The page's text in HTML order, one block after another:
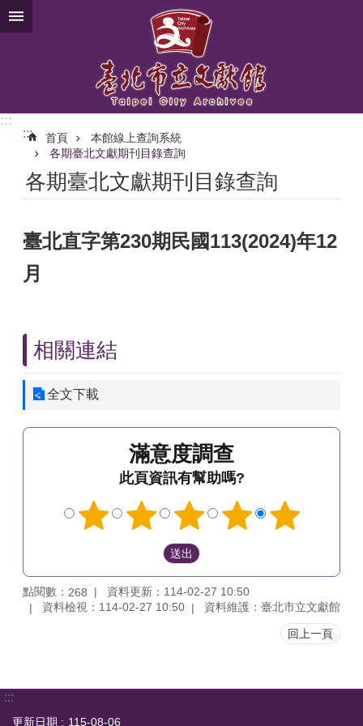
跳到主要內容區塊
:::
:::
首頁
本館線上查詢系統
各期臺北文獻期刊目錄查詢
各期臺北文獻期刊目錄查詢
臺北直字第230期民國113(2024)年12
月
相關連結
全文下載
滿意度調查
此頁資訊有幫助嗎?
點閱數： 268
資料更新：114-02-27 10:50
資料檢視：114-02-27 10:50
資料維護：臺北市立文獻館
回上一頁
:::
更新日期 115-08-06